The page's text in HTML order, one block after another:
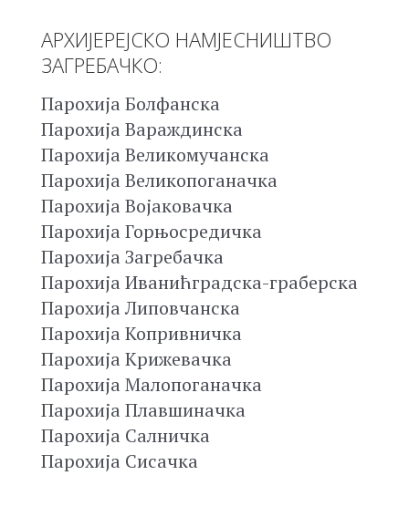
АРХИЈЕРЕЈСКО НАМЈЕСНИШТВО
ЗАГРЕБАЧКО:
Парохија Болфанска
Парохија Вараждинска
Парохија Великомучанска
Парохија Великопоганачка
Парохија Војаковачка
Парохија Горњосредичка
Парохија Загребачка
Парохија Иванићградска-граберска
Парохија Липовчанска
Парохија Копривничка
Парохија Крижевачка
Парохија Малопоганачка
Парохија Плавшиначка
Парохија Салничка
Парохија Сисачка